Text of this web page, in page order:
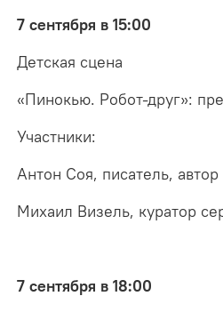
7 сентября в 15:00
Детская сцена
«Пинокью. Робот-друг»:
Участники:
Антон Соя, писатель, автор
Михаил Визель, куратор
7 сентября в 18:00